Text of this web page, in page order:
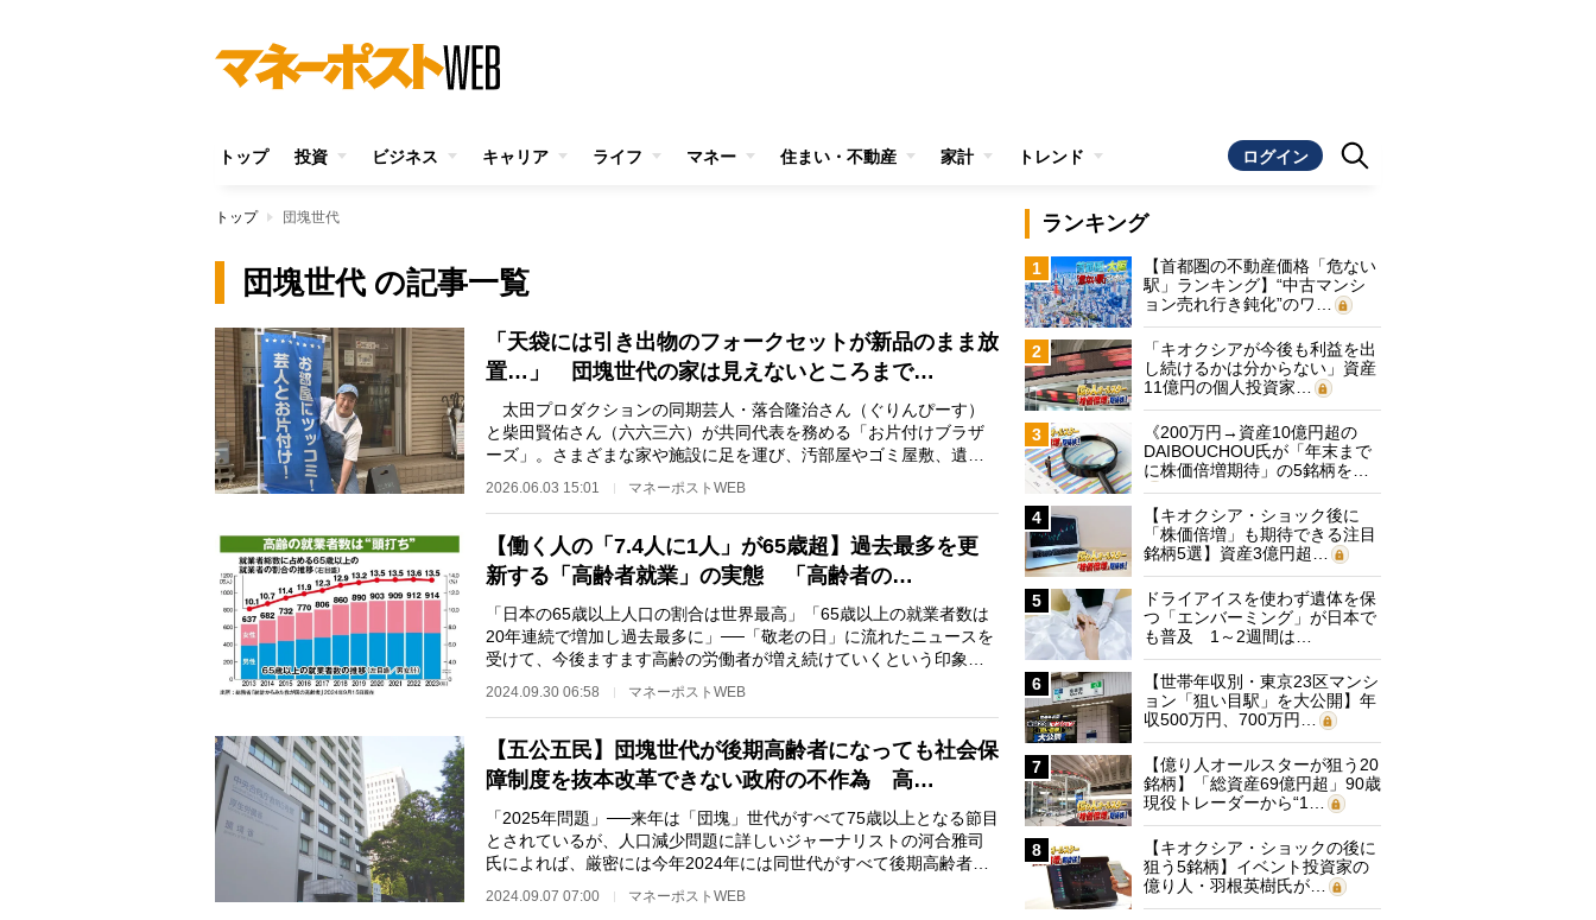
トップ 投資 ビジネス キャリア ライフ マネー 住まい・不動産 家計 トレンド ログイン
トップ 団塊世代
団塊世代 の記事一覧
「天袋には引き出物のフォークセットが新品のまま放
置…」 団塊世代の家は見えないところまで…
太田プロダクションの同期芸人・落合隆治さん（ぐりんぴーす）
と柴田賢佑さん（六六三六）が共同代表を務める「お片付けブラザ
ーズ」。さまざまな家や施設に足を運び、汚部屋やゴミ屋敷、遺品
2026.06.03 15:01 マネーポストWEB
【働く人の「7.4人に1人」が65歳超】過去最多を更
新する「高齢者就業」の実態 「高齢者の…
「日本の65歳以上人口の割合は世界最高」「65歳以上の就業者数は
20年連続で増加し過去最多に」──「敬老の日」に流れたニュースを
受けて、今後ますます高齢の労働者が増え続けていくという印象を
2024.09.30 06:58 マネーポストWEB
【五公五民】団塊世代が後期高齢者になっても社会保
障制度を抜本改革できない政府の不作為 高…
「2025年問題」──来年は「団塊」世代がすべて75歳以上となる節目
とされているが、人口減少問題に詳しいジャーナリストの河合雅司
氏によれば、厳密には今年2024年には同世代がすべて後期高齢者と
2024.09.07 07:00 マネーポストWEB
ランキング
1
【首都圏の不動産価格「危ない
駅」ランキング】“中古マンシ
ョン売れ行き鈍化”のワ…
2
「キオクシアが今後も利益を出
し続けるかは分からない」資産
11億円の個人投資家…
3
《200万円→資産10億円超の
DAIBOUCHOU氏が「年末まで
に株価倍増期待」の5銘柄を…
4
【キオクシア・ショック後に
「株価倍増」も期待できる注目
銘柄5選】資産3億円超…
5
ドライアイスを使わず遺体を保
つ「エンバーミング」が日本で
も普及 1～2週間は…
6
【世帯年収別・東京23区マンシ
ョン「狙い目駅」を大公開】年
収500万円、700万円…
7
【億り人オールスターが狙う20
銘柄】「総資産69億円超」90歳
現役トレーダーから“1…
8
【キオクシア・ショックの後に
狙う5銘柄】イベント投資家の
億り人・羽根英樹氏が…